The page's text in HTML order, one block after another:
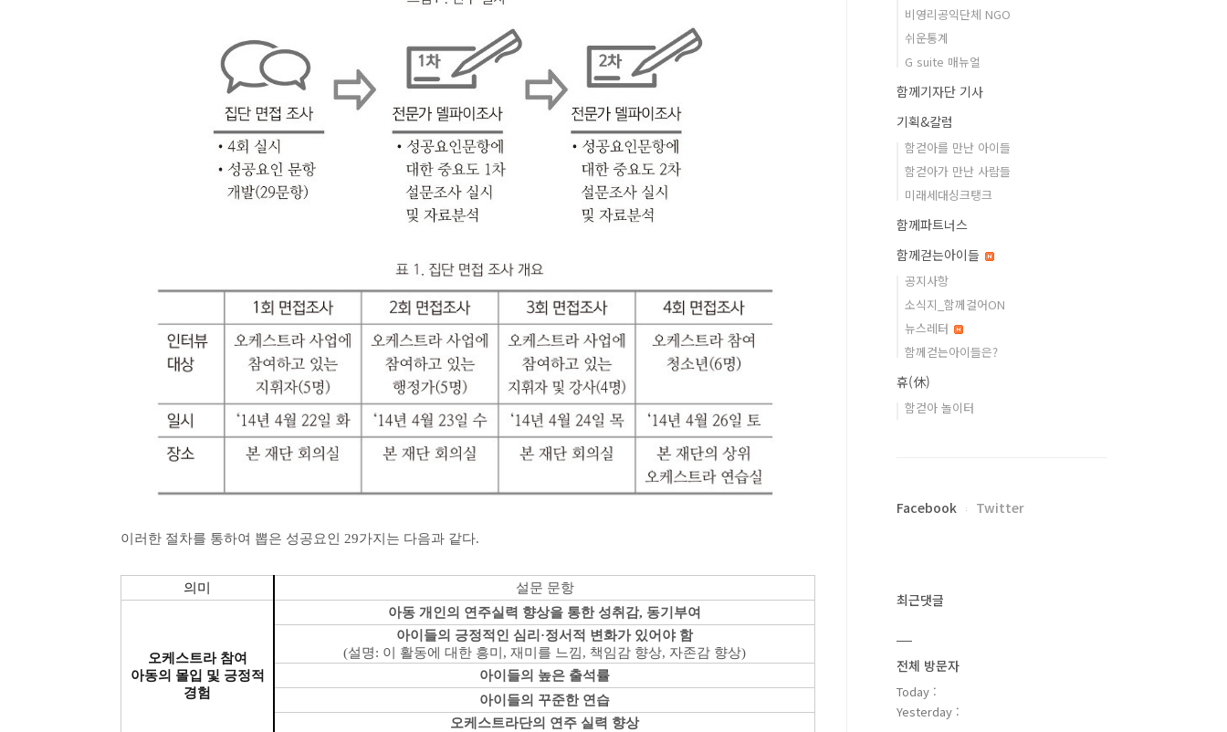
이러한 절차를 통하여 뽑은 성공요인 29가지 는 다음과 같다.
의미 설문 문항
오케스트라 참여
아동의 몰입 및 긍정적
경험
아동 개인의 연주실력 향상을 통한 성취감, 동기부여
아이들의 긍정적인 심리 ·정서적 변화가 있어야 함
(설명: 이 활동에 대한 흥미 , 재미를 느낌, 책임감 향상, 자존감 향상)
아이들의 높은 출석률
아이들의 꾸준한 연습
오케스트라단의 연주 실력 향상
비영리공익단체 NGO
쉬운통계
G suite 매뉴얼
함께기자단 기사
기획&칼럼
함걷아를 만난 아이들
함걷아가 만난 사람들
미래세대싱크탱크
함께파트너스
함께걷는아이들
공지사항
소식지_함께걸어ON
뉴스레터
함께걷는아이들은?
휴(休)
함걷아 놀이터
Facebook Twitter
최근댓글
전체 방문자
Today :
Yesterday :